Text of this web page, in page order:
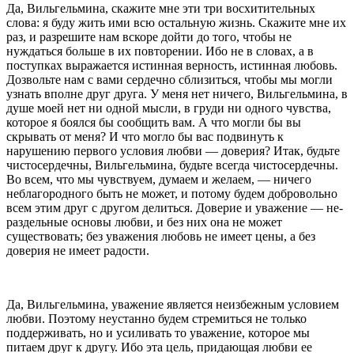
Да, Вильгельмина, скажите мне эти три восхититель­ных
слова: я буду жить ими всю остальную жизнь. Скажите мне их
раз, и разрешите нам вскоре дойти до того, чтобы не
нуждаться больше в их повторе­нии. Ибо не в словах, а в
поступках выражается истинная верность, истинная любовь.
Дозвольте нам с вами сердечно сблизиться, чтобы мы могли
узнать вполне друг друга. У меня нет ничего, Вильгельмина, в
душе моей нет ни одной мысли, в груди ни одно­го чувства,
которое я боялся бы сообщить вам. А что могли бы вы
скрывать от меня? И что могло бы вас подвинуть к
нарушению первого условия любви — доверия? Итак, будьте
чистосердечны, Вильгельмина, будь­те всегда чистосердечны.
Во всем, что мы чувствуем, думаем и желаем, — ничего
неблагородного быть не может, и потому будем добровольно
всем этим друг с другом делиться. Доверие и уважение — не­
раздельные основы любви, и без них она не может
существовать; без уважения любовь не имеет цены, а без
доверия не имеет радости.
Да, Вильгельмина, уважение является неизбежным условием
любви. Поэтому неустанно будем стремиться не только
поддерживать, но и усиливать то уважение, которое мы
питаем друг к другу. Ибо эта цель, при­дающая любви ее